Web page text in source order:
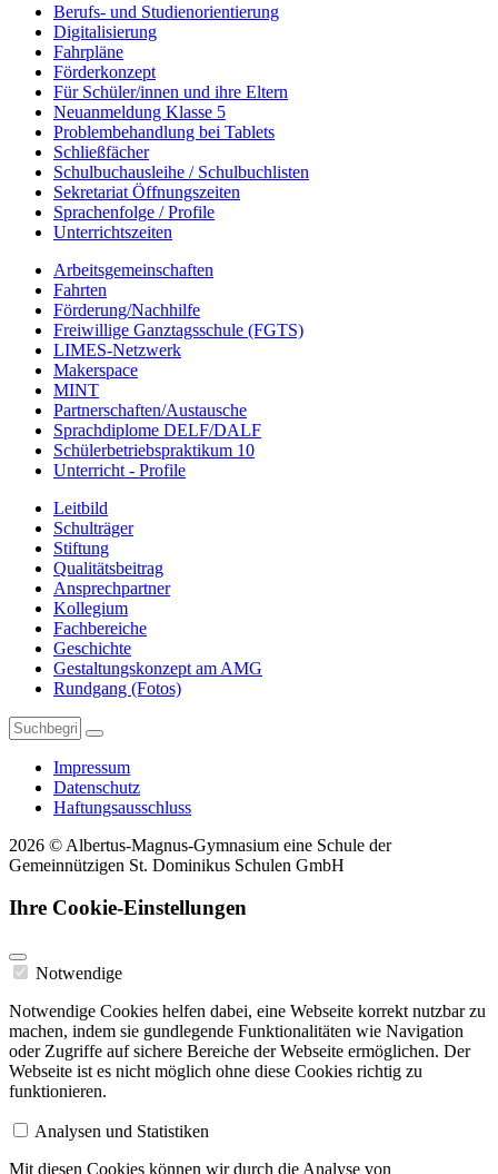
Berufs- und Studienorientierung
Digitalisierung
Fahrpläne
Förderkonzept
Für Schüler/innen und ihre Eltern
Neuanmeldung Klasse 5
Problembehandlung bei Tablets
Schließfächer
Schulbuchausleihe / Schulbuchlisten
Sekretariat Öffnungszeiten
Sprachenfolge / Profile
Unterrichtszeiten
Arbeitsgemeinschaften
Fahrten
Förderung/Nachhilfe
Freiwillige Ganztagsschule (FGTS)
LIMES-Netzwerk
Makerspace
MINT
Partnerschaften/Austausche
Sprachdiplome DELF/DALF
Schülerbetriebspraktikum 10
Unterricht - Profile
Leitbild
Schulträger
Stiftung
Qualitätsbeitrag
Ansprechpartner
Kollegium
Fachbereiche
Geschichte
Gestaltungskonzept am AMG
Rundgang (Fotos)
Impressum
Datenschutz
Haftungsausschluss
2026 © Albertus-Magnus-Gymnasium eine Schule der
Gemeinnützigen St. Dominikus Schulen GmbH
Ihre Cookie-Einstellungen
Notwendige
Notwendige Cookies helfen dabei, eine Webseite korrekt nutzbar zu
machen, indem sie gundlegende Funktionalitäten wie Navigation
oder Zugriffe auf sichere Bereiche der Webseite ermöglichen. Der
Webseite ist es nicht möglich ohne diese Cookies richtig zu
funktionieren.
Analysen und Statistiken
Mit diesen Cookies können wir durch die Analyse von